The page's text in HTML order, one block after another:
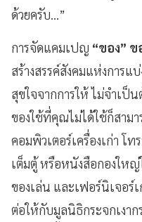
ด้วยครับ…”
การจัดแคมเปญ “ของ” ข
สร้างสรรค์สังคมแห่งการ
สุขใจจากการให้ ไม่จำเป็น
ของใช้ที่คุณไม่ได้ใช้ก็สาม
คอมพิวเตอร์เครื่องเก่า โ
เต็มตู้ หรือหนังสือกองให
ของเล่น และเฟอร์นิเจอร์
ต่อให้กับมูลนิธิกระจกเงา